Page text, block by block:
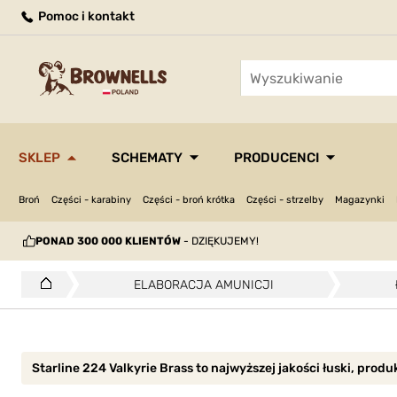
Pomoc i kontakt
SKLEP SCHEMATY PRODUCENCI
Broń Części - karabiny Części - broń krótka Części - strzelby Magazynki
PONAD 300 000 KLIENTÓW - DZIĘKUJEMY!
ELABORACJA AMUNICJI
Starline 224 Valkyrie Brass to najwyższej jakości łuski,